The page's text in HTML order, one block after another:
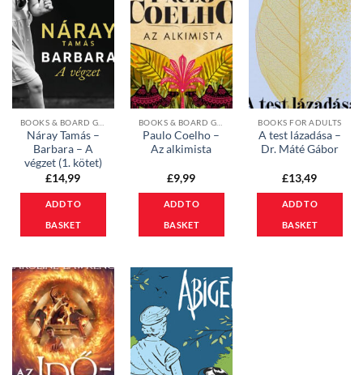
Náray Tamás –
Barbara – A
végzet (1. kötet)
£14,99
ADD TO
BASKET
Paulo Coelho –
Az alkimista
£9,99
ADD TO
BASKET
BOOKS FOR ADULTS
A test lázadása –
Dr. Máté Gábor
£13,49
ADD TO
BASKET